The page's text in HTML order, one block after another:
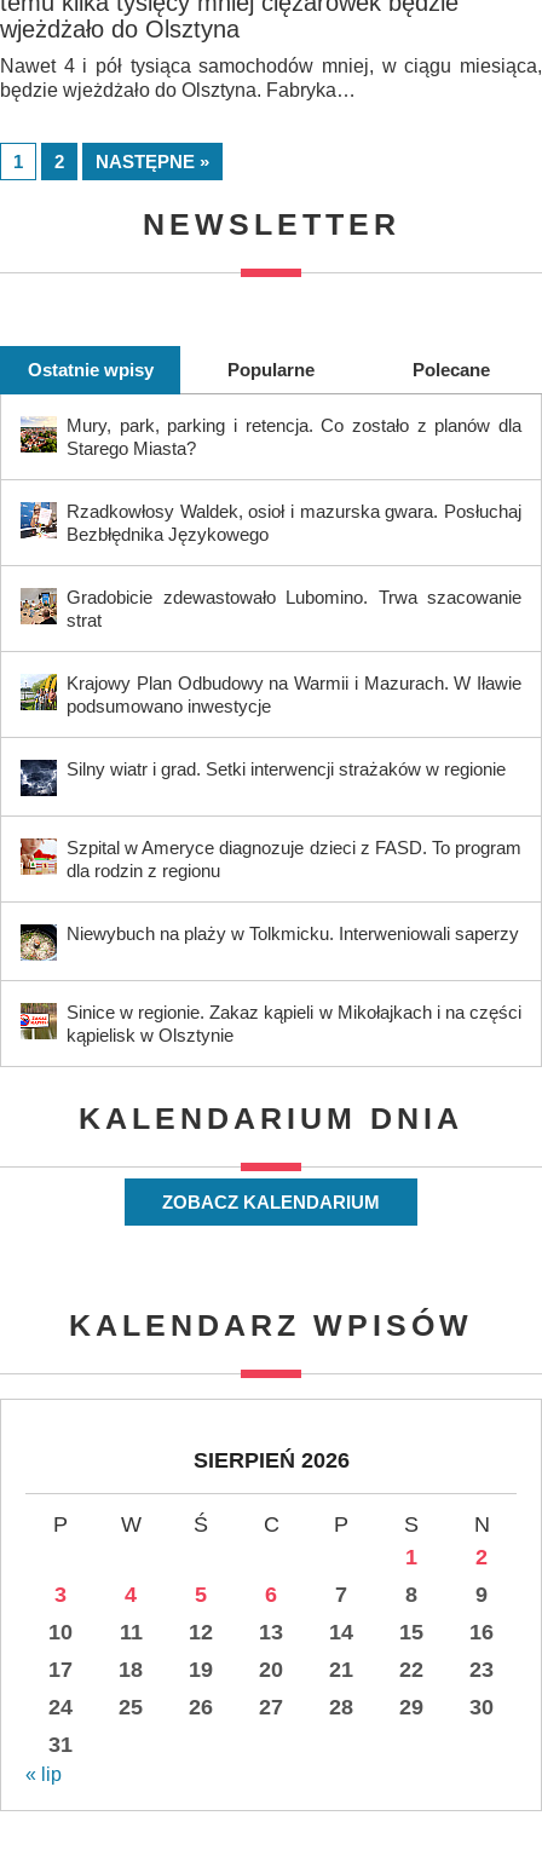
wjeżdżało do Olsztyna
Nawet 4 i pół tysiąca samochodów mniej, w ciągu miesiąca,
będzie wjeżdżało do Olsztyna. Fabryka…
1 2 NASTĘPNE »
NEWSLETTER
Ostatnie wpisy Popularne Polecane
Mury, park, parking i retencja. Co zostało z planów dla
Starego Miasta?
Rzadkowłosy Waldek, osioł i mazurska gwara. Posłuchaj
Bezbłędnika Językowego
Gradobicie zdewastowało Lubomino. Trwa szacowanie
strat
Krajowy Plan Odbudowy na Warmii i Mazurach. W Iławie
podsumowano inwestycje
Silny wiatr i grad. Setki interwencji strażaków w regionie
Szpital w Ameryce diagnozuje dzieci z FASD. To program
dla rodzin z regionu
Niewybuch na plaży w Tolkmicku. Interweniowali saperzy
Sinice w regionie. Zakaz kąpieli w Mikołajkach i na części
kąpielisk w Olsztynie
KALENDARIUM DNIA
ZOBACZ KALENDARIUM
KALENDARZ WPISÓW
SIERPIEŃ 2026
P W Ś C P S
N
1
2
3
4 5 6 7 8
9
10
11 12 13 14 15
16
17
18 19 20 21 22
23
24
25 26 27 28 29
30
31
« lip